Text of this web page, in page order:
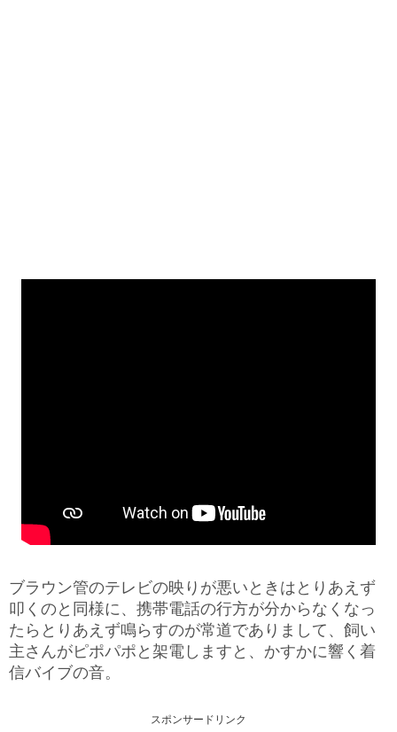
ブラウン管のテレビの映りが悪いときはとりあえず
叩くのと同様に、携帯電話の行方が分からなくなっ
たらとりあえず鳴らすのが常道でありまして、飼い
主さんがピポパポと架電しますと、かすかに響く着
信バイブの音。
スポンサードリンク